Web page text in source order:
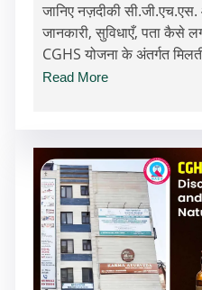
जानिए नज़दीकी
जानकारी, सुविधाएँ, पता कैसे
CGHS योजना के अंतर्गत
Read More